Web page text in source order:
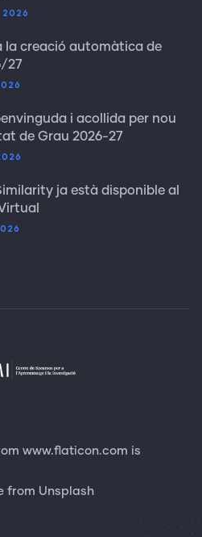
2026
la creació automàtica de
27
i acollida per nou
de Grau 2026-27
ja està disponible al
www.flaticon.com is
from Unsplash